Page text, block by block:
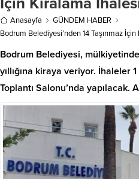
Anasayfa
GÜNDEM HABER
Bodrum Belediyesi’nden 14 Taşınmaz
Bodrum Belediyesi,
yıllığına kiraya veriyor. İhaleler
Toplantı Salonu’nda yapılacak.